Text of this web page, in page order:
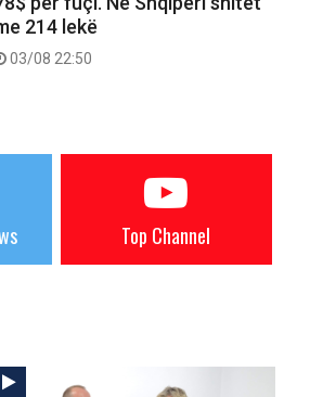
214 lekë
03/08 22:50
Top Channel